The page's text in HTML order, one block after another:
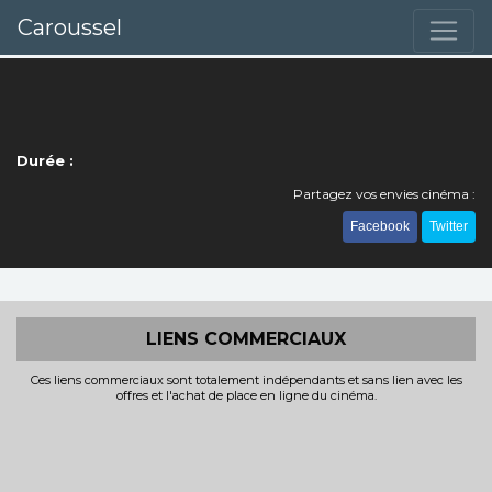
Caroussel
Durée :
Partagez vos envies cinéma :
Facebook Twitter
LIENS COMMERCIAUX
Ces liens commerciaux sont totalement indépendants et sans lien avec les
offres et l'achat de place en ligne du cinéma.